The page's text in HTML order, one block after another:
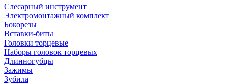
Слесарный инструмент
Электромонтажный комплект
Бокорезы
Вставки-биты
Головки торцевые
Наборы головок торцевых
Длинногубцы
Зажимы
Зубила